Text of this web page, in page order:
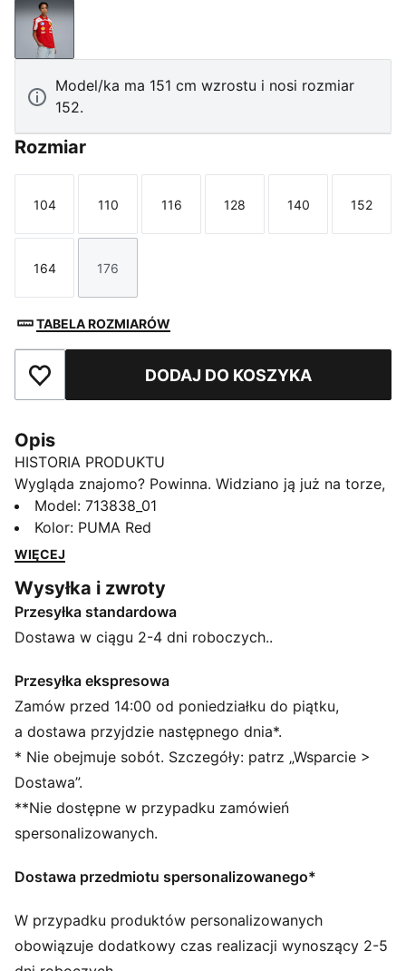
PUMA Red
Model/ka ma 151 cm wzrostu i nosi rozmiar
152.
Rozmiar
Rozmiar
104
Rozmiar
110
Rozmiar
116
Rozmiar
128
Rozmiar
140 152
Rozmiar
164
Rozmiar
176
TABELA ROZMIARÓW
Dodaj do ulubionychDODAJ DO KOSZYKA
Opis
HISTORIA PRODUKTU
Wygląda znajomo? Powinna. Widziano ją już na torze,
a teraz możesz nosić ją także Ty. Ta kolekcja PUMA
SCUDERIA FERRARI HP Replica, obejmująca koszulki,
bluzy z kapturem i inne modele w technicznym stylu,
wciskają gaz do dechy, patrzą w przyszłość i nie boją
się tego, co nieznane. Biała i czerwona kolorystyka
nadaje tej koszulce polo charakter inspirowany
sportowym wydaniu.
SZCZEGÓŁY
Krój: Standardowa
Materiał główny: Pojedynczy dżersej
Dekolt: Kołnierzyk polo
Krótkie rękawy
Zapięcie: Zamek 1/4
Długość: Standardowa
Charakterystyczne detale marki PUMA
dzieci pomiędzy 8. a 16. rokiem życia
Model: 713838_01
Kolor: PUMA Red
WIĘCEJ
Wysyłka i zwroty
Przesyłka standardowa
Dostawa w ciągu 2-4 dni roboczych..
Przesyłka ekspresowa
Zamów przed 14:00 od poniedziałku do piątku,
a dostawa przyjdzie następnego dnia*.
* Nie obejmuje sobót. Szczegóły: patrz „Wsparcie >
Dostawa”.
**Nie dostępne w przypadku zamówień
spersonalizowanych.
Dostawa przedmiotu spersonalizowanego*
W przypadku produktów personalizowanych
obowiązuje dodatkowy czas realizacji wynoszący 2-5